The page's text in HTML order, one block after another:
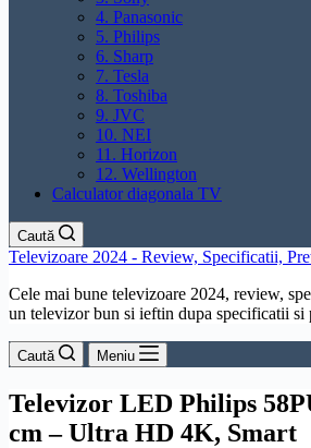
4. Panasonic
5. Philips
6. Sharp
7. Tesla
8. Toshiba
9. JVC
10. NEI
11. Horizon
12. Wellington
Calculator diagonala TV
Caută
Televizoare 2024 - Review, Specificatii,
Cele mai bune televizoare 2024, review,
un televizor bun si ieftin dupa specificatii si
Caută Meniu
Televizor LED Philips
cm – Ultra HD 4K, Smart